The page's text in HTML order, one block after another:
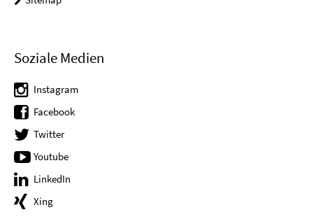
Soziale Medien
Instagram
Facebook
Twitter
Youtube
LinkedIn
Xing